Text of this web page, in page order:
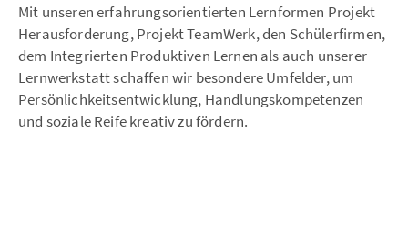
Mit unseren erfahrungsorientierten Lernformen Projekt
Herausforderung, Projekt TeamWerk, den Schülerfirmen,
dem Integrierten Produktiven Lernen als auch unserer
Lernwerkstatt schaffen wir besondere Umfelder, um
Persönlichkeitsentwicklung, Handlungskompetenzen
und soziale Reife kreativ zu fördern.